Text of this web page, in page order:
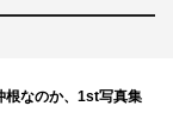
根なのか、1st写真集